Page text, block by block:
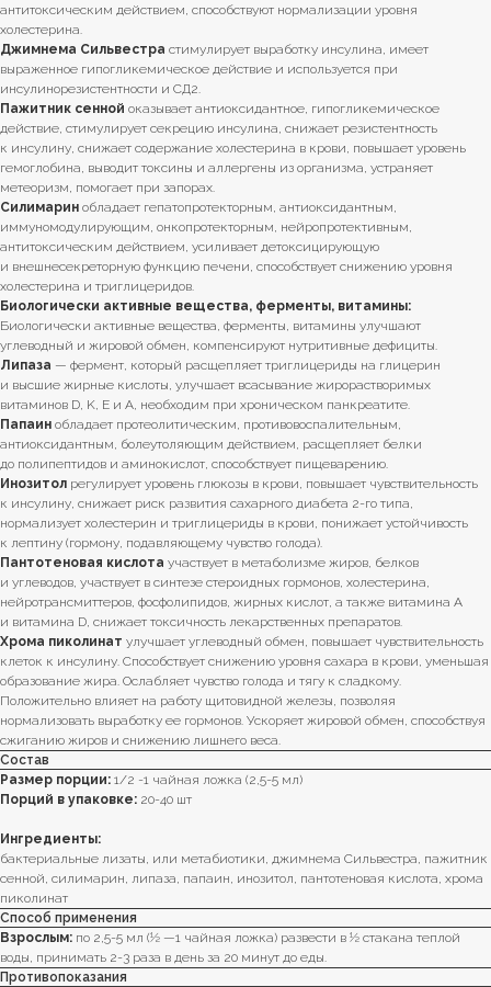
антитоксическим действием, способствуют нормализации уровня
холестерина.
Джимнема Сильвестра стимулирует выработку инсулина, имеет
выраженное гипогликемическое действие и используется при
инсулинорезистентности и СД2.
Пажитник сенной оказывает антиоксидантное, гипогликемическое
действие, стимулирует секрецию инсулина, снижает резистентность
к инсулину, снижает содержание холестерина в крови, повышает уровень
гемоглобина, выводит токсины и аллергены из организма, устраняет
метеоризм, помогает при запорах.
Силимарин обладает гепатопротекторным, антиоксидантным,
иммуномодулирующим, онкопротекторным, нейропротективным,
антитоксическим действием, усиливает детоксицирующую
и внешнесекреторную функцию печени, способствует снижению уровня
холестерина и триглицеридов.
Биологически активные вещества, ферменты, витамины:
Биологически активные вещества, ферменты, витамины улучшают
углеводный и жировой обмен, компенсируют нутритивные дефициты.
Липаза — фермент, который расщепляет триглицериды на глицерин
и высшие жирные кислоты, улучшает всасывание жирорастворимых
витаминов D, K, E и A, необходим при хроническом панкреатите.
Папаин обладает протеолитическим, противовоспалительным,
антиоксидантным, болеутоляющим действием, расщепляет белки
до полипептидов и аминокислот, способствует пищеварению.
Инозитол регулирует уровень глюкозы в крови, повышает чувствительность
к инсулину, снижает риск развития сахарного диабета 2-го типа,
нормализует холестерин и триглицериды в крови, понижает устойчивость
к лептину (гормону, подавляющему чувство голода).
Пантотеновая кислота участвует в метаболизме жиров, белков
и углеводов, участвует в синтезе стероидных гормонов, холестерина,
нейротрансмиттеров, фосфолипидов, жирных кислот, а также витамина А
и витамина D, снижает токсичность лекарственных препаратов.
Хрома пиколинат улучшает углеводный обмен, повышает чувствительность
клеток к инсулину. Способствует снижению уровня сахара в крови, уменьшая
образование жира. Ослабляет чувство голода и тягу к сладкому.
Положительно влияет на работу щитовидной железы, позволяя
нормализовать выработку ее гормонов. Ускоряет жировой обмен, способствуя
сжиганию жиров и снижению лишнего веса.
Состав
Размер порции: 1/2 -1 чайная ложка (2,5-5 мл)
Порций в упаковке: 20-40 шт
Ингредиенты:
бактериальные лизаты, или метабиотики, джимнема Сильвестра, пажитник
сенной, силимарин, липаза, папаин, инозитол, пантотеновая кислота, хрома
пиколинат
Способ применения
Взрослым: по 2,5-5 мл (½ —1 чайная ложка) развести в ½ стакана теплой
воды, принимать 2-3 раза в день за 20 минут до еды.
Противопоказания